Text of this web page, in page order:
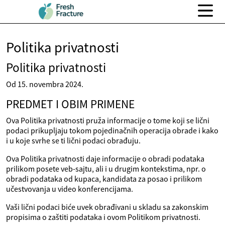
Politika privatnosti
Politika privatnosti
Od 15. novembra 2024.
PREDMET I OBIM PRIMENE
Ova Politika privatnosti pruža informacije o tome koji se lični
podaci prikupljaju tokom pojedinačnih operacija obrade i kako
i u koje svrhe se ti lični podaci obrađuju.
Ova Politika privatnosti daje informacije o obradi podataka
prilikom posete veb-sajtu, ali i u drugim kontekstima, npr. o
obradi podataka od kupaca, kandidata za posao i prilikom
učestvovanja u video konferencijama.
Vaši lični podaci biće uvek obrađivani u skladu sa zakonskim
propisima o zaštiti podataka i ovom Politikom privatnosti.